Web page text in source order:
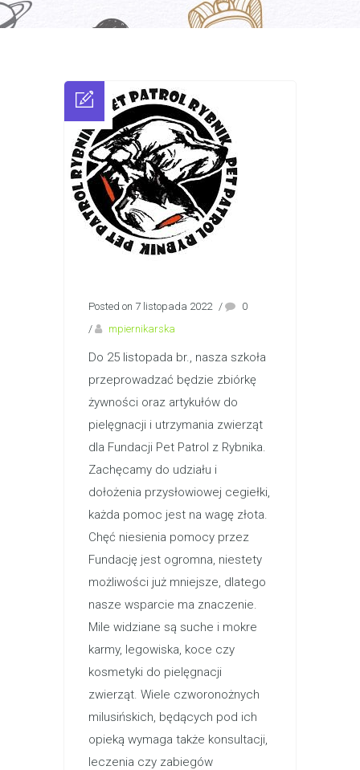
Posted on 7 listopada 2022 /
0
/
mpiernikarska
Do 25 listopada br., nasza szkoła
przeprowadzać będzie zbiórkę
żywności oraz artykułów do
pielęgnacji i utrzymania zwierząt
dla Fundacji Pet Patrol z Rybnika.
Zachęcamy do udziału i
dołożenia przysłowiowej cegiełki,
każda pomoc jest na wagę złota.
Chęć niesienia pomocy przez
Fundację jest ogromna, niestety
możliwości już mniejsze, dlatego
nasze wsparcie ma znaczenie.
Mile widziane są suche i mokre
karmy, legowiska, koce czy
kosmetyki do pielęgnacji
zwierząt. Wiele czworonożnych
milusińskich, będących pod ich
opieką wymaga także konsultacji,
leczenia czy zabiegów